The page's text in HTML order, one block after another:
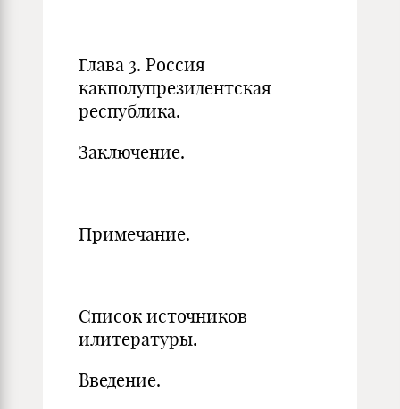
Глава 3. Россия
какполупрезидентская
республика.
Заключение.
Примечание.
Список источников
Введение.